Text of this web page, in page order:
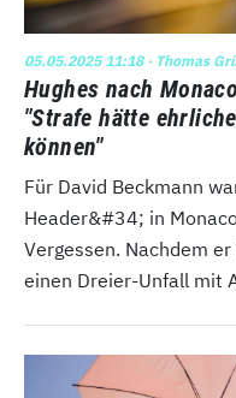
05.05.2025 11:18· Thomas
Hughes nach
"Strafe hätte
können"
Für David Beckmann
Header&#34; in
Vergessen. Nachdem
einen Dreier-Unfall mit